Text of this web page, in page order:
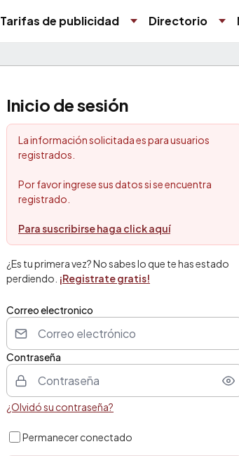
Tarifas de publicidad Directorio
Inicio de sesión
La información solicitada es para usuarios
registrados.
Por favor ingrese sus datos si se encuentra
registrado.
Para suscribirse haga click aquí
¿Es tu primera vez? No sabes lo que te has estado
perdiendo. ¡Registrate gratis!
Correo electronico
Contraseña
¿Olvidó su contraseña?
Permanecer conectado